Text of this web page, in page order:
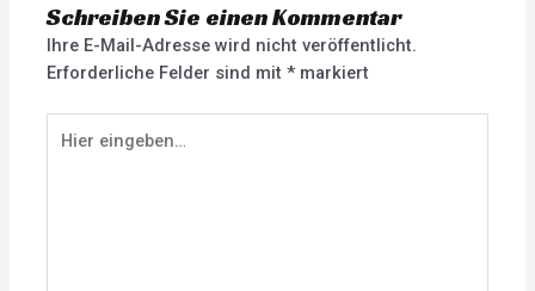
Schreiben Sie einen Kommentar
Ihre E-Mail-Adresse wird nicht veröffentlicht.
Erforderliche Felder sind mit* markiert
eingeben…